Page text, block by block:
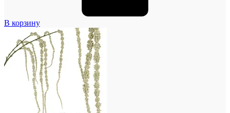
В корзину